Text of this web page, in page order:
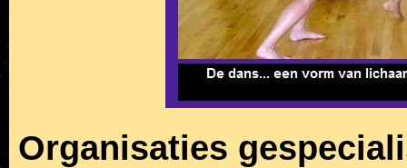
Organisaties